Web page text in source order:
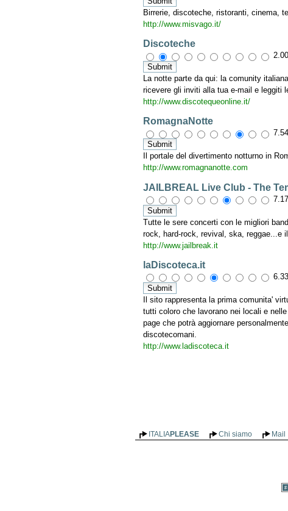
Birrerie, discoteche, ristoranti, cinema,
http://www.misvago.it/
Discoteche
La notte parte da qui: la comunity
ricevere gli inviti alla tua e-mail e leggiti
http://www.discotequeonline.it/
RomagnaNotte
Il portale del divertimento notturno in
http://www.romagnanotte.com
JAILBREAL Live Club - The
Tutte le sere concerti con le migliori
rock, hard-rock, revival, ska, reggae...e
http://www.jailbreak.it
laDiscoteca.it
Il sito rappresenta la prima comunita'
tutti coloro che lavorano nei locali e
page che potrà aggiornare
discotecomani.
http://www.ladiscoteca.it
ITALIAPLEASE Chi siamo Mail